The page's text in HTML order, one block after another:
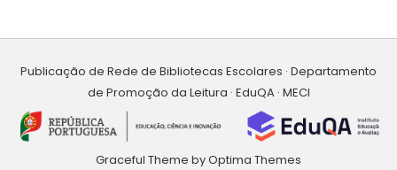
Publicação de Rede de Bibliotecas Escolares · Departamento
de Promoção da Leitura · EduQA · MECI
Graceful Theme byOptima Themes